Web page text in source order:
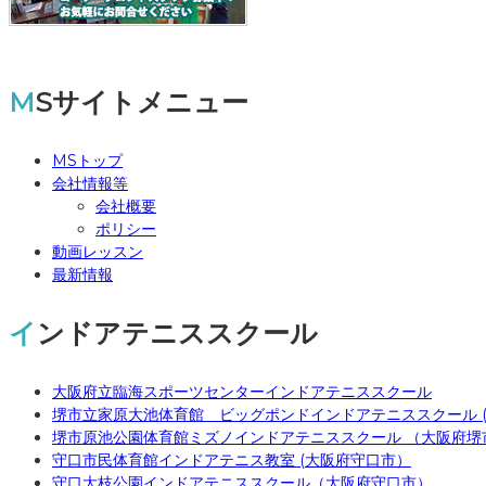
MSサイトメニュー
MSトップ
会社情報等
会社概要
ポリシー
動画レッスン
最新情報
インドアテニススクール
大阪府立臨海スポーツセンターインドアテニススクール
堺市立家原大池体育館 ビッグポンドインドアテニススクール (
堺市原池公園体育館ミズノインドアテニススクール （大阪府堺
守口市民体育館インドアテニス教室 (大阪府守口市）